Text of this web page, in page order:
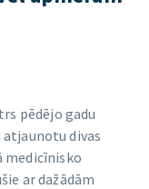
pēdējo gadu
divas
medicīnisko
ar dažādām